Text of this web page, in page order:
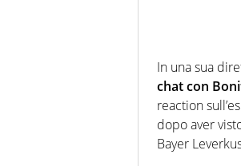
In una sua
chat con
reaction
dopo aver
Bayer